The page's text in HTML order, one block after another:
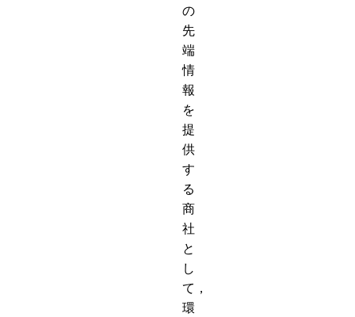
の
先
端
情
報
を
提
供
す
る
商
社
と
し
て，
環